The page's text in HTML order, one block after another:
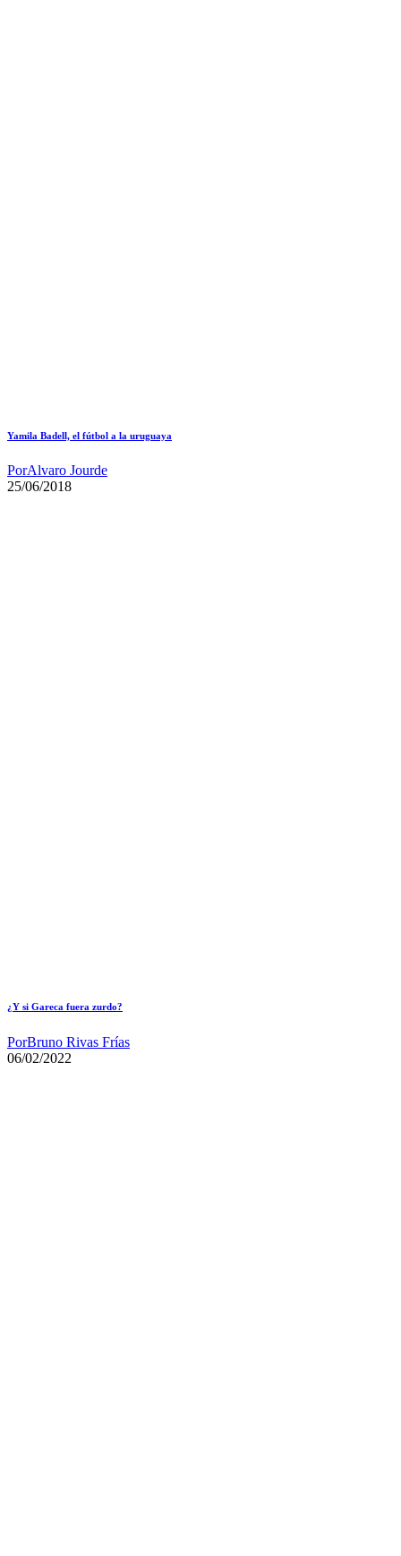
Yamila Badell, el fútbol a la uruguaya
PorAlvaro Jourde
25/06/2018
¿Y si Gareca fuera zurdo?
PorBruno Rivas Frías
06/02/2022